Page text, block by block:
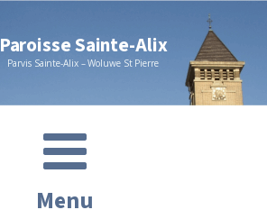
Paroisse Sainte-Alix
Parvis Sainte-Alix – Woluwe St Pierre
Menu